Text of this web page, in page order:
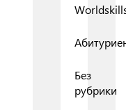
Без
рубрики